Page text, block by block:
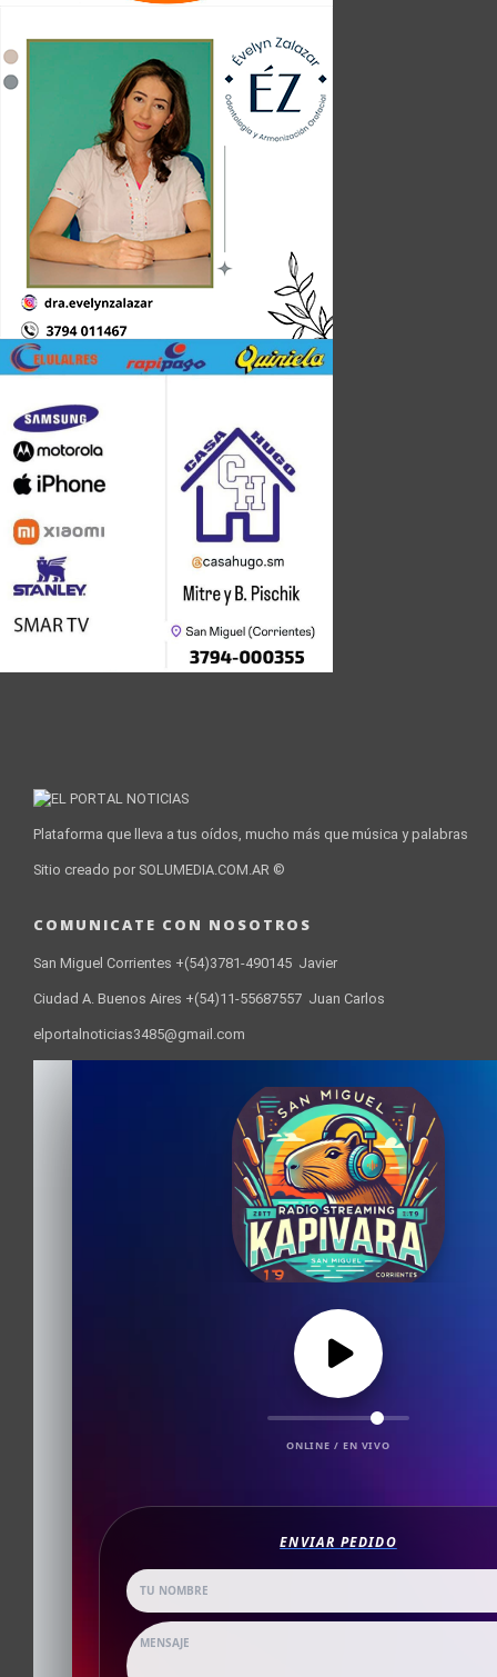
Plataforma que lleva a tus oídos, mucho más que música y palabras
Sitio creado por SOLUMEDIA.COM.AR ©
COMUNICATE CON NOSOTROS
San Miguel Corrientes +(54)3781-490145 Javier
Ciudad A. Buenos Aires +(54)11-55687557 Juan Carlos
elportalnoticias3485@gmail.com